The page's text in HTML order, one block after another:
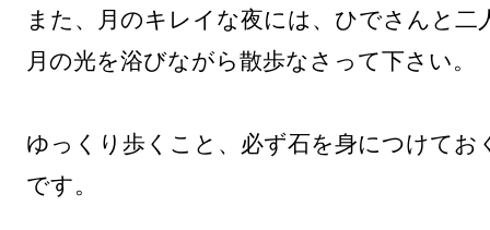
また、月のキレイな夜には、ひでさんと二
月の光を浴びながら散歩なさって下さい。
ゆっくり歩くこと、必ず石を身につけてお
です。